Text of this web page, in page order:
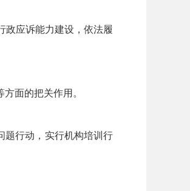
应诉能力建设，依法履
面的把关作用。
题行动，实行机构培训行